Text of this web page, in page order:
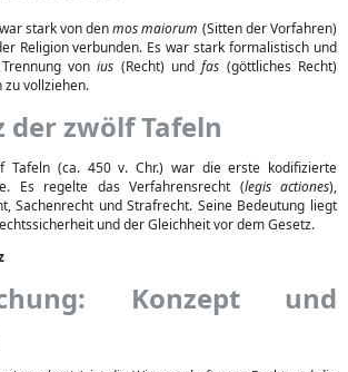
stark von denmos maiorum (Sitten der Vorfahren)
Religion verbunden. Es war stark formalistisch und
vonius (Recht) undfas (göttliches Recht)
zu vollziehen.
der zwölf Tafeln
Tafeln (ca. 450 v. Chr.) war die erste kodifizierte
Es regelte das Verfahrensrecht (legis actiones),
Sachenrecht und Strafrecht. Seine Bedeutung liegt
und der Gleichheit vor dem Gesetz.
Konzept und